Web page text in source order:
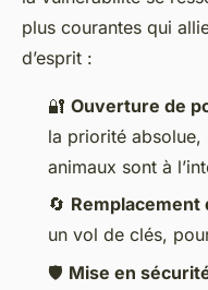
plus courantes qui
d’esprit :
🔐 Ouverture de
la priorité absolue,
animaux sont à
🔄 Remplacement
un vol de clés,
🛡️ Mise en